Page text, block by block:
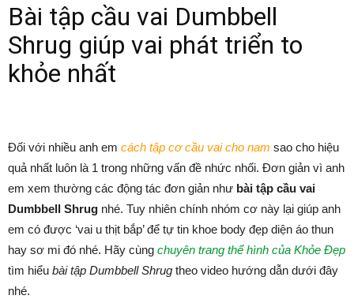
Bài tập cầu vai Dumbbell
Shrug giúp vai phát triển to
khỏe nhất
Đối với nhiều anh em cách tập cơ cầu vai cho nam sao cho hiệu
quả nhất luôn là 1 trong những vấn đề nhức nhối. Đơn giản vì anh
em xem thường các động tác đơn giản như bài tập cầu vai
Dumbbell Shrug nhé. Tuy nhiên chính nhóm cơ này lại giúp anh
em có được ‘vai u thịt bắp’ để tự tin khoe body đẹp diện áo thun
hay sơ mi đó nhé. Hãy cùng chuyên trang thể hình của Khỏe Đẹp
tìm hiểu bài tập Dumbbell Shrug theo video hướng dẫn dưới đây
nhé.